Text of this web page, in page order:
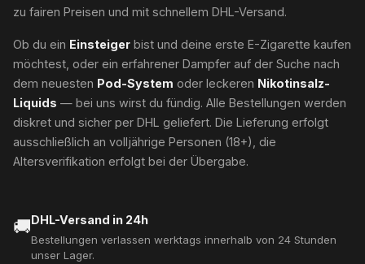
zu fairen Preisen und mit schnellem DHL-Versand.
Ob du ein Einsteiger bist und deine erste E-Zigarette kaufen
möchtest, oder ein erfahrener Dampfer auf der Suche nach
dem neuesten Pod-System oder leckeren Nikotinsalz-
Liquids — bei uns wirst du fündig. Alle Bestellungen werden
diskret und sicher per DHL geliefert. Die Lieferung erfolgt
ausschließlich an volljährige Personen (18+), die
Altersverifikation erfolgt bei der Übergabe.
🚚DHL-Versand in 24h
Bestellungen verlassen werktags innerhalb von 24 Stunden
unser Lager.